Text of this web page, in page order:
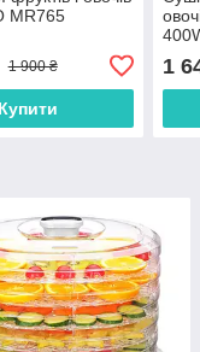
MR765
1 900 ₴
Купити
1